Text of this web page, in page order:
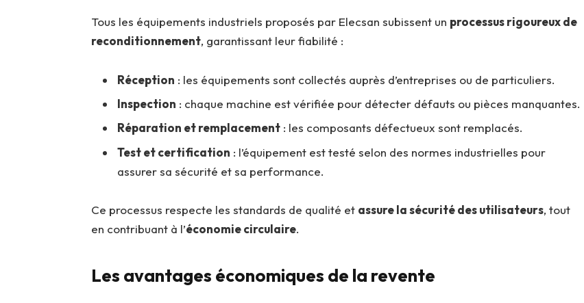
Tous les équipements industriels proposés par Elecsan subissent un processus rigoureux de
reconditionnement, garantissant leur fiabilité :
Réception : les équipements sont collectés auprès d’entreprises ou de particuliers.
Inspection : chaque machine est vérifiée pour détecter défauts ou pièces manquantes.
Réparation et remplacement: les composants défectueux sont remplacés.
Test et certification : l’équipement est testé selon des normes industrielles pour
assurer sa sécurité et sa performance.
Ce processus respecte les standards de qualité et assure la sécurité des utilisateurs, tout
en contribuant à l’économie circulaire.
Les avantages économiques de la revente